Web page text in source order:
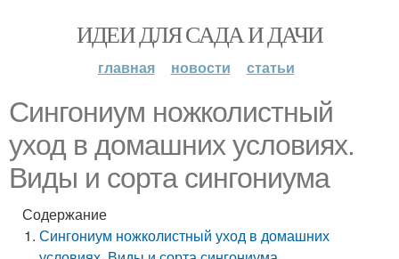
ИДЕИ ДЛЯ САДА И ДАЧИ
главная новости статьи
Сингониум ножколистный
уход в домашних условиях.
Виды и сорта сингониума
Содержание
Сингониум ножколистный уход в домашних